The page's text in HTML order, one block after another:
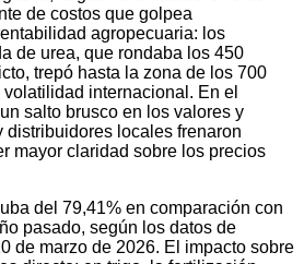
de costos que golpea
agropecuaria: los
de urea, que rondaba los 450
trepó hasta la zona de los 700
internacional. En el
salto brusco en los valores y
distribuidores locales frenaron
mayor claridad sobre los precios
del 79,41% en comparación con
pasado, según los datos de
de marzo de 2026. El impacto sobre